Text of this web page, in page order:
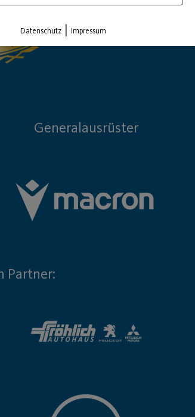
Generalausrüster
Partner:
Datenschutz | Impressum